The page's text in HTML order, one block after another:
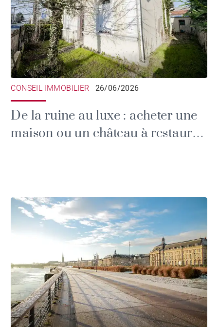
CONSEIL IMMOBILIER 26/06/2026
De la ruine au luxe : acheter une
maison ou un château à restaurer